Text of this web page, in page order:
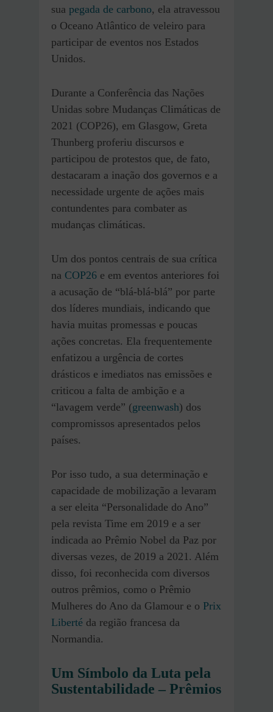
sua pegada de carbono, ela atravessou
o Oceano Atlântico de veleiro para
participar de eventos nos Estados
Unidos.
Durante a Conferência das Nações
Unidas sobre Mudanças Climáticas de
2021 (COP26), em Glasgow, Greta
Thunberg proferiu discursos e
participou de protestos que, de fato,
destacaram a inação dos governos e a
necessidade urgente de ações mais
contundentes para combater as
mudanças climáticas.
Um dos pontos centrais de sua crítica
na COP26 e em eventos anteriores foi
a acusação de “blá-blá-blá” por parte
dos líderes mundiais, indicando que
havia muitas promessas e poucas
ações concretas. Ela frequentemente
enfatizou a urgência de cortes
drásticos e imediatos nas emissões e
criticou a falta de ambição e a
“lavagem verde” (greenwash) dos
compromissos apresentados pelos
países.
Por isso tudo, a sua determinação e
capacidade de mobilização a levaram
a ser eleita “Personalidade do Ano”
pela revista Time em 2019 e a ser
indicada ao Prêmio Nobel da Paz por
diversas vezes, de 2019 a 2021. Além
disso, foi reconhecida com diversos
outros prêmios, como o Prêmio
Mulheres do Ano da Glamour e o Prix
Liberté da região francesa da
Normandia.
Um Símbolo da Luta pela
Sustentabilidade – Prêmios